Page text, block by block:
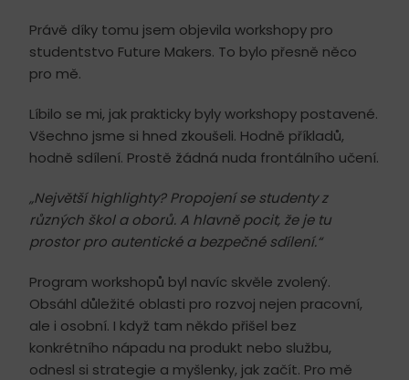
Právě díky tomu jsem objevila workshopy pro
studentstvo Future Makers. To bylo přesně něco
pro mě.
Líbilo se mi, jak prakticky byly workshopy postavené.
Všechno jsme si hned zkoušeli. Hodně příkladů,
hodně sdílení. Prostě žádná nuda frontálního učení.
„Největší highlighty? Propojení se studenty z
různých škol a oborů. A hlavně pocit, že je tu
prostor pro autentické a bezpečné sdílení.“
Program workshopů byl navíc skvěle zvolený.
Obsáhl důležité oblasti pro rozvoj nejen pracovní,
ale i osobní. I když tam někdo přišel bez
konkrétního nápadu na produkt nebo službu,
odnesl si strategie a myšlenky, jak začít. Pro mě